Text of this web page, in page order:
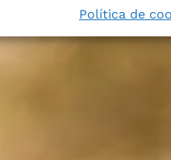
Política de